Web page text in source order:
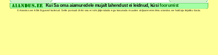
Kui Sa oma aiamuredele mujalt lahendust ei leidnud, küsi foorumist
© Aiandus.ee Kõik õigused kaitstud. Selle portaali ühtki osa ei tohi jäljendada ega kasutada muudes väljaannetes ilma aiandus.ee haldaja kirjaliku loata.